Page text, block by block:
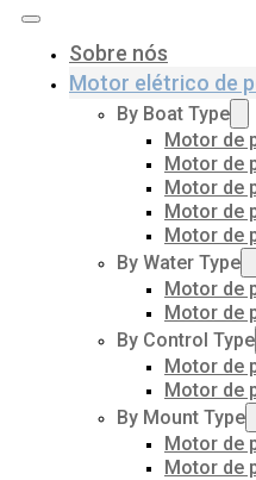
Sobre nós
Motor elétrico de
By Boat Type
Motor de
Motor de
Motor de
Motor de
Motor de
By Water Type
Motor de
Motor de
By Control Type
Motor de
Motor de
By Mount Type
Motor de
Motor de